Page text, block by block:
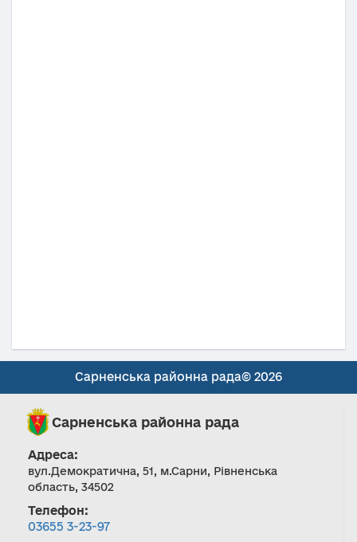
Сарненська районна рада© 2026
Сарненська районна рада
Адреса:
вул.Демократична, 51, м.Сарни, Рівненська
область, 34502
Телефон:
03655 3-23-97